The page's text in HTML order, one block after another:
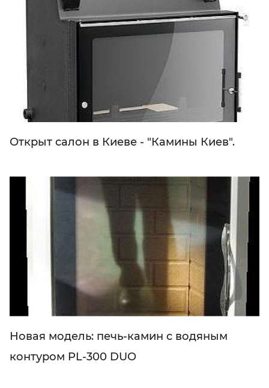
Открыт салон в Киеве - "Камины Киев".
Новая модель: печь-камин с водяным
контуром PL-300 DUO